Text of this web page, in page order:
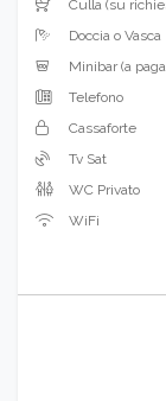
Culla (su
Doccia o Vasca
Minibar (a
Telefono
Cassaforte
Tv Sat
WC Privato
WiFi